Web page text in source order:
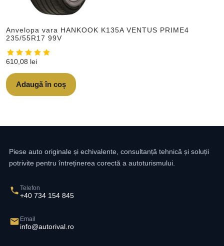
Anvelopa vara HANKOOK K135A VENTUS PRIME4
235/55R17 99V
610,08 lei
Adaugă în coș
Piese auto originale și echivalente, consultanță tehnică și soluții
potrivite pentru întreținerea corectă a autoturismului.
Telefon
+40 734 154 845
Email
info@autorival.ro